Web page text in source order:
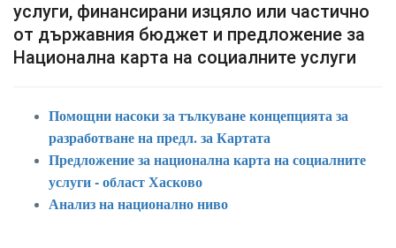
услуги, финансирани изцяло или частично
от държавния бюджет и предложение за
Национална карта на социалните услуги
Помощни насоки за тълкуване концепцията за
разработване на предл. за Картата
Предложение за национална карта на социалните
услуги - област Хасково
Анализ на национално ниво